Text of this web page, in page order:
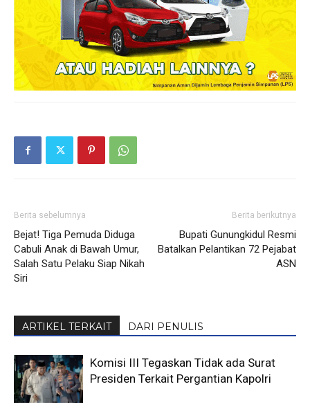
Berita sebelumnya
Bejat! Tiga Pemuda Diduga
Cabuli Anak di Bawah Umur,
Salah Satu Pelaku Siap Nikah
Siri
Berita berikutnya
Bupati Gunungkidul Resmi
Batalkan Pelantikan 72 Pejabat
ASN
ARTIKEL TERKAIT DARI PENULIS
Komisi III Tegaskan Tidak ada Surat
Presiden Terkait Pergantian Kapolri